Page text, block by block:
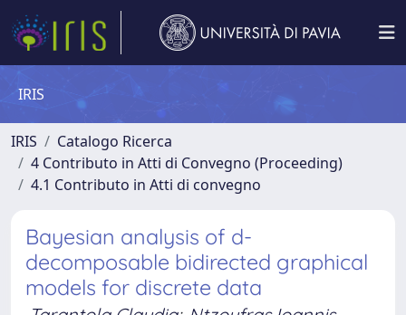
IRIS
IRIS
Catalogo Ricerca
4 Contributo in Atti di Convegno (Proceeding)
4.1 Contributo in Atti di convegno
Bayesian analysis of d-
decomposable bidirected graphical
models for discrete data